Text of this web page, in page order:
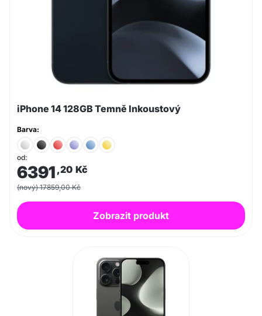
iPhone 14 128GB Temně Inkoustový
Barva:
od:
6391 ,20 Kč
(nový) 17859,00 Kč
Zobrazit produkt